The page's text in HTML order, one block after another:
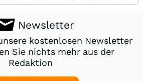
Newsletter
kostenlosen Newsletter
Sie nichts mehr aus der
Redaktion